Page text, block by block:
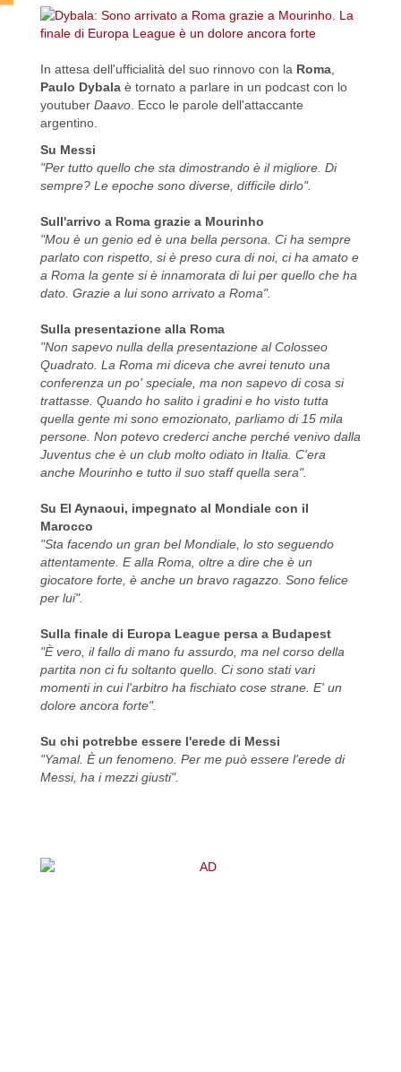
In attesa dell'ufficialità del suo rinnovo con la Roma,
Paulo Dybala è tornato a parlare in un podcast con lo
youtuber Daavo. Ecco le parole dell'attaccante
argentino.
Su Messi
"Per tutto quello che sta dimostrando è il migliore. Di
sempre? Le epoche sono diverse, difficile dirlo".
Sull'arrivo a Roma grazie a Mourinho
"Mou è un genio ed è una bella persona. Ci ha sempre
parlato con rispetto, si è preso cura di noi, ci ha amato e
a Roma la gente si è innamorata di lui per quello che ha
dato. Grazie a lui sono arrivato a Roma".
Sulla presentazione alla Roma
"Non sapevo nulla della presentazione al Colosseo
Quadrato. La Roma mi diceva che avrei tenuto una
conferenza un po' speciale, ma non sapevo di cosa si
trattasse. Quando ho salito i gradini e ho visto tutta
quella gente mi sono emozionato, parliamo di 15 mila
persone. Non potevo crederci anche perché venivo dalla
Juventus che è un club molto odiato in Italia. C'era
anche Mourinho e tutto il suo staff quella sera".
Su El Aynaoui, impegnato al Mondiale con il
Marocco
"Sta facendo un gran bel Mondiale, lo sto seguendo
attentamente. E alla Roma, oltre a dire che è un
giocatore forte, è anche un bravo ragazzo. Sono felice
per lui".
Sulla finale di Europa League persa a Budapest
"È vero, il fallo di mano fu assurdo, ma nel corso della
partita non ci fu soltanto quello. Ci sono stati vari
momenti in cui l'arbitro ha fischiato cose strane. E' un
dolore ancora forte".
Su chi potrebbe essere l'erede di Messi
"Yamal. È un fenomeno. Per me può essere l'erede di
Messi, ha i mezzi giusti".